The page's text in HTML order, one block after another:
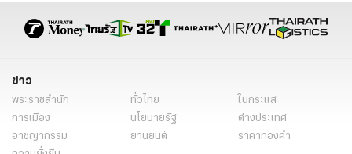
ข่าว
พระราชสำนัก ทั่วไทย
ในกระแส
การเมือง
นโยบายรัฐ
ต่างประเทศ
อาชญากรรม
ยานยนต์
ราคาทองคำ